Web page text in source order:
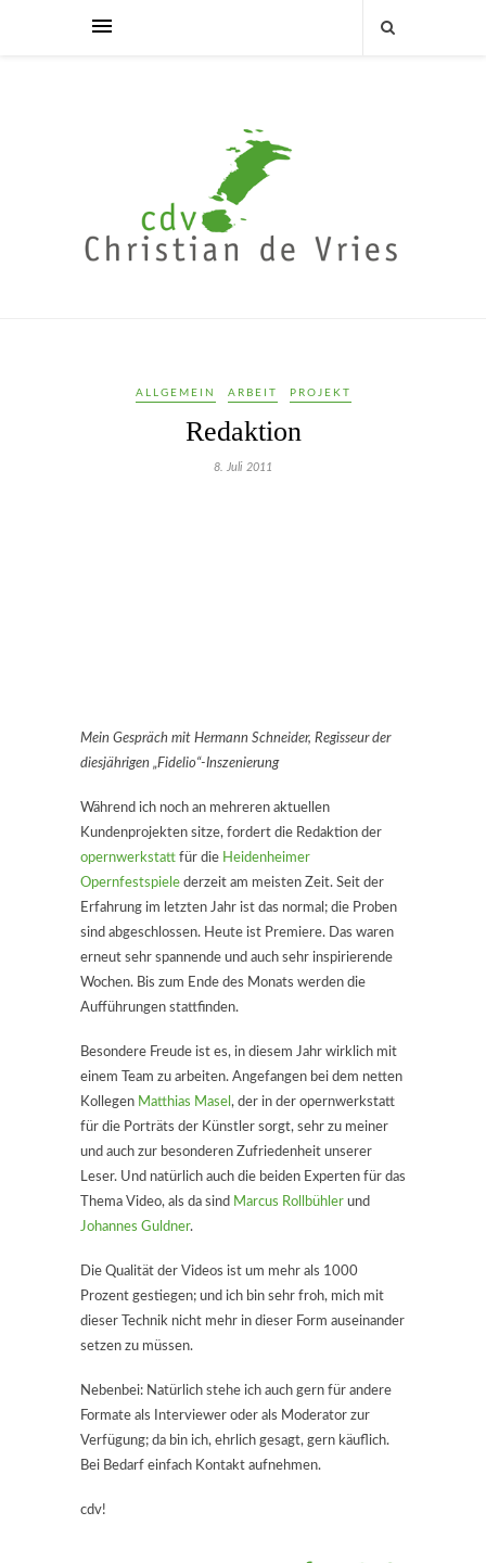
ALLGEMEIN ARBEIT PROJEKT
Redaktion
8. Juli 2011
Mein Gespräch mit Hermann Schneider, Regisseur der
diesjährigen „Fidelio“-Inszenierung
Während ich noch an mehreren aktuellen
Kundenprojekten sitze, fordert die Redaktion der
opernwerkstatt für die Heidenheimer
Opernfestspiele derzeit am meisten Zeit. Seit der
Erfahrung im letzten Jahr ist das normal; die Proben
sind abgeschlossen. Heute ist Premiere. Das waren
erneut sehr spannende und auch sehr inspirierende
Wochen. Bis zum Ende des Monats werden die
Aufführungen stattfinden.
Besondere Freude ist es, in diesem Jahr wirklich mit
einem Team zu arbeiten. Angefangen bei dem netten
Kollegen Matthias Masel , der in der opernwerkstatt
für die Porträts der Künstler sorgt, sehr zu meiner
und auch zur besonderen Zufriedenheit unserer
Leser. Und natürlich auch die beiden Experten für das
Thema Video, als da sind Marcus Rollbühler und
Johannes Guldner.
Die Qualität der Videos ist um mehr als 1000
Prozent gestiegen; und ich bin sehr froh, mich mit
dieser Technik nicht mehr in dieser Form auseinander
setzen zu müssen.
Nebenbei: Natürlich stehe ich auch gern für andere
Formate als Interviewer oder als Moderator zur
Verfügung; da bin ich, ehrlich gesagt, gern käuflich.
Bei Bedarf einfach Kontakt aufnehmen.
cdv!